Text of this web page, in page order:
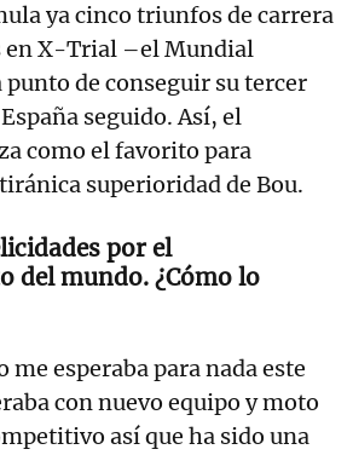
ya cinco triunfos de carrera
en X-Trial –el Mundial
punto de conseguir su tercer
seguido. Así, el
como el favorito para
superioridad de Bou.
por el
del mundo. ¿Cómo lo
me esperaba para nada este
con nuevo equipo y moto
así que ha sido una